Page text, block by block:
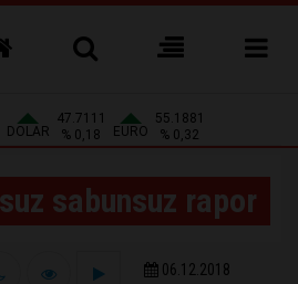
DOLAR
47.7111
% 0,18
EURO
55.1881
% 0,32
sabunsuz rapor
06.12.2018